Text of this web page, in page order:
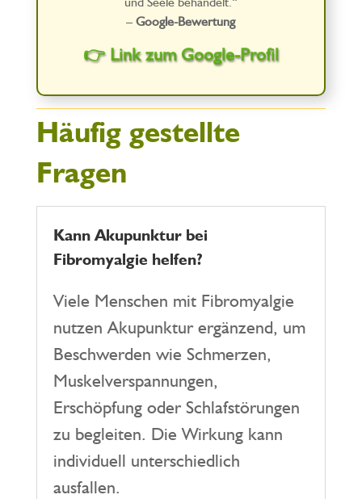
–Google-Bewertung
👉 Link zum Google-Profil
Häufig gestellte
Fragen
Kann Akupunktur bei
Fibromyalgie helfen?
Viele Menschen mit Fibromyalgie
nutzen Akupunktur ergänzend, um
Beschwerden wie Schmerzen,
Muskelverspannungen,
Erschöpfung oder Schlafstörungen
zu begleiten. Die Wirkung kann
individuell unterschiedlich
ausfallen.